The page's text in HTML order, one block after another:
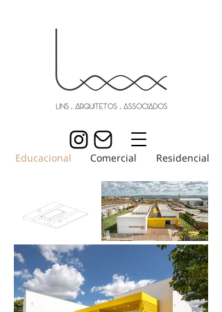
Educacional Comercial Residencial